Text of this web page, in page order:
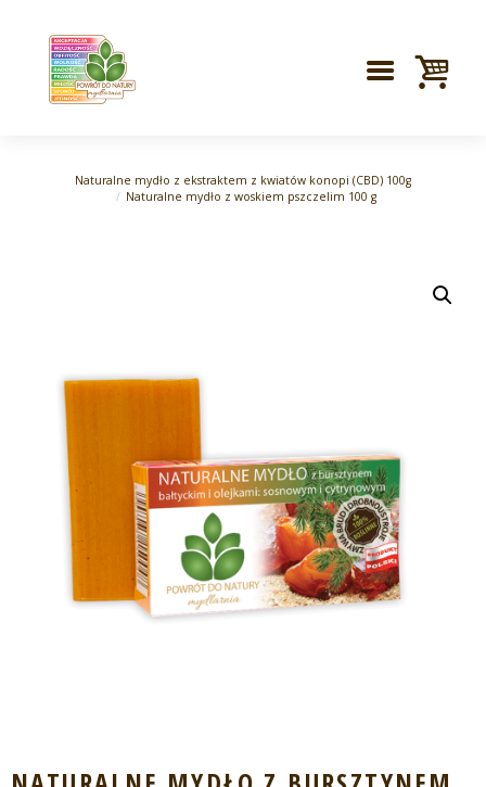
Naturalne mydło z ekstraktem z kwiatów konopi (CBD) 100g
Naturalne mydło z woskiem pszczelim 100 g